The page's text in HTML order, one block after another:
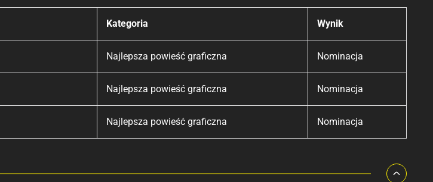
Kategoria Wynik
Najlepsza powieść graficzna Nominacja
Najlepsza powieść graficzna Nominacja
Najlepsza powieść graficzna Nominacja